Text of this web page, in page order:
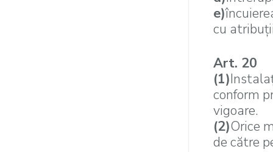
e)
cu
Art. 20
(1)
conform
vigoare.
(2)Orice
de către